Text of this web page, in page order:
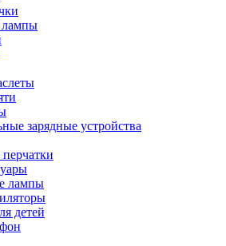
лампы
зарядные устройства
лампы
детей